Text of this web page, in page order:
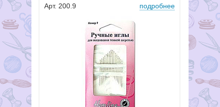
Арт. 200.9 подробнее